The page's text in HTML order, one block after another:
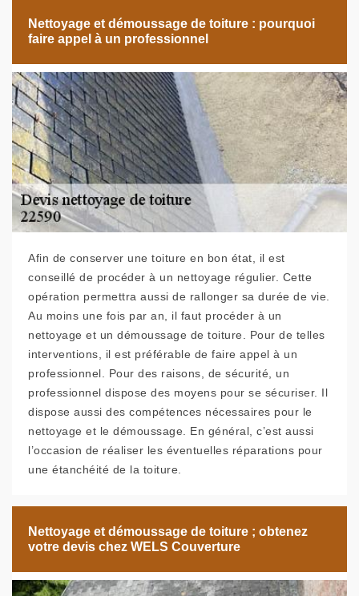
Nettoyage et démoussage de toiture : pourquoi
faire appel à un professionnel
Afin de conserver une toiture en bon état, il est
conseillé de procéder à un nettoyage régulier. Cette
opération permettra aussi de rallonger sa durée de vie.
Au moins une fois par an, il faut procéder à un
nettoyage et un démoussage de toiture. Pour de telles
interventions, il est préférable de faire appel à un
professionnel. Pour des raisons, de sécurité, un
professionnel dispose des moyens pour se sécuriser. Il
dispose aussi des compétences nécessaires pour le
nettoyage et le démoussage. En général, c’est aussi
l’occasion de réaliser les éventuelles réparations pour
une étanchéité de la toiture.
Nettoyage et démoussage de toiture ; obtenez
votre devis chez WELS Couverture